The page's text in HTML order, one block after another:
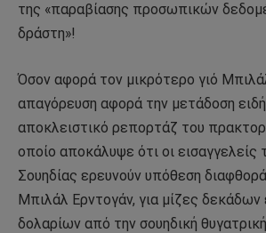
της «παραβίασης προσωπικών
δράστη»!
Όσον αφορά τον μικρότερο γιό
απαγόρευση αφορά την μετάδοση
αποκλειστικό ρεπορτάζ του
οποίο αποκάλυψε ότι οι
Σουηδίας ερευνούν υπόθεση
Μπιλάλ Ερντογάν, για μίζες
δολαρίων από την σουηδική